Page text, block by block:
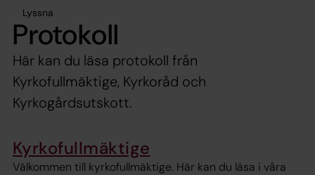
Lyssna
Protokoll
Här kan du läsa protokoll från
Kyrkofullmäktige, Kyrkoråd och
Kyrkogårdsutskott.
Kyrkofullmäktige
Välkommen till kyrkofullmäktige. Här kan du läsa i våra